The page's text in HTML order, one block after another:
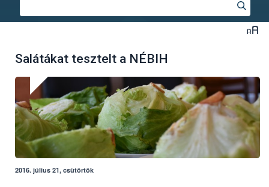
Salátákat tesztelt a NÉBIH
2016. július 21, csütörtök